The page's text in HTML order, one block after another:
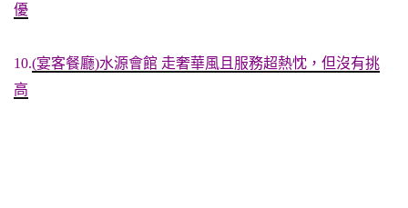
優
10.(宴客餐廳)水源會館 走奢華風且服務超熱忱，但沒有挑
高